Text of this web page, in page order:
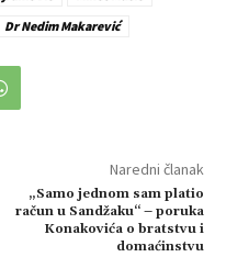
Dr Nedim Makarević
Naredni članak
„Samo jednom sam platio
račun u Sandžaku“ – poruka
Konakovića o bratstvu i
domaćinstvu